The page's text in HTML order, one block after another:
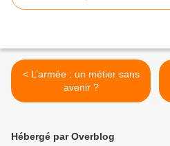
< L’armée : un métier sans
avenir ?
Hébergé par Overblog